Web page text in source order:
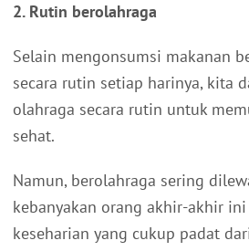
2. Rutin berolahraga
Selain mengonsumsi makanan
secara rutin setiap harinya, kita
olahraga secara rutin untuk
sehat.
Namun, berolahraga sering
kebanyakan orang akhir-akhir
keseharian yang cukup padat